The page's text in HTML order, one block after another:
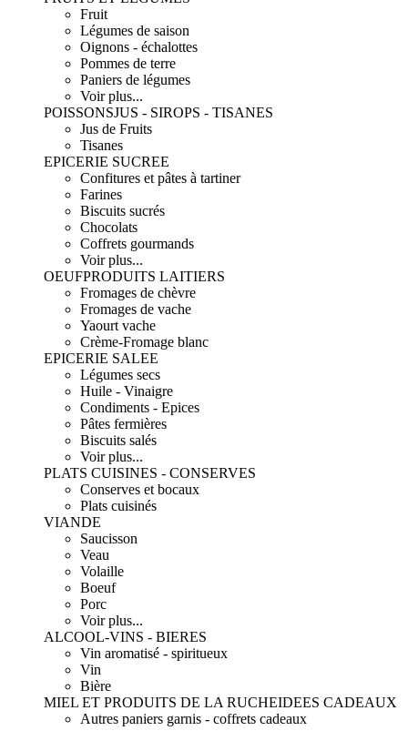
Fruit
Légumes de saison
Oignons - échalottes
Pommes de terre
Paniers de légumes
Voir plus...
POISSONSJUS - SIROPS - TISANES
Jus de Fruits
Tisanes
EPICERIE SUCREE
Confitures et pâtes à tartiner
Farines
Biscuits sucrés
Chocolats
Coffrets gourmands
Voir plus...
OEUFPRODUITS LAITIERS
Fromages de chèvre
Fromages de vache
Yaourt vache
Crème-Fromage blanc
EPICERIE SALEE
Légumes secs
Huile - Vinaigre
Condiments - Epices
Pâtes fermières
Biscuits salés
Voir plus...
PLATS CUISINES - CONSERVES
Conserves et bocaux
Plats cuisinés
VIANDE
Saucisson
Veau
Volaille
Boeuf
Porc
Voir plus...
ALCOOL-VINS - BIERES
Vin aromatisé - spiritueux
Vin
Bière
MIEL ET PRODUITS DE LA RUCHEIDEES CADEAUX
Autres paniers garnis - coffrets cadeaux